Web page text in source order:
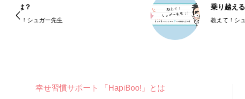
乗り越える心の作り方
教えて！シュガー先生
幸せ習慣サポート 「HapiBoo!」とは